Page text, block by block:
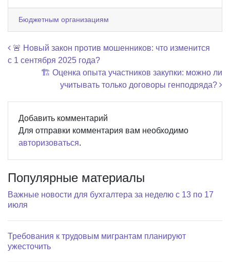
Бюджетным организациям
Навигация по записям
🚨 Новый закон против мошенников: что изменится
с 1 сентября 2025 года?
🏗️ Оценка опыта участников закупки: можно ли
учитывать только договоры генподряда?
Добавить комментарий
Для отправки комментария вам необходимо
авторизоваться.
Популярные материалы
Важные новости для бухгалтера за неделю с 13 по 17
июля
Требования к трудовым мигрантам планируют
ужесточить